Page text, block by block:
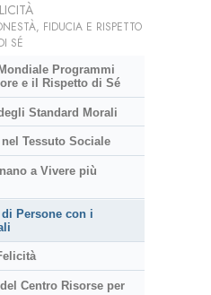
FIDUCIA E RISPETTO
SÉ
Programmi
e il Rispetto di Sé
Standard Morali
Tessuto Sociale
a Vivere più
Persone con i
Centro Risorse per